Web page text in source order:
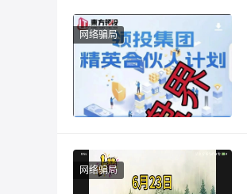
网络骗局
网络骗局